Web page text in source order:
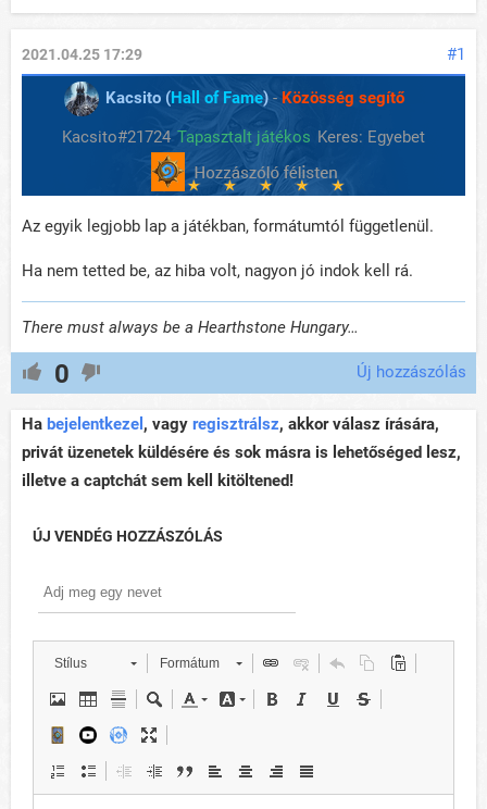
#1
2021.04.25 17:29
Kacsito (Hall of Fame) - Közösség segítő
Kacsito#21724 Tapasztalt játékos Keres: Egyebet
Az egyik legjobb lap a játékban, formátumtól függetlenül.
Ha nem tetted be, az hiba volt, nagyon jó indok kell rá.
There must always be a Hearthstone Hungary…
0 Új hozzászólás
Ha bejelentkezel , vagy regisztrálsz, akkor válasz írására,
privát üzenetek küldésére és sok másra is lehetőséged lesz,
illetve a captchát sem kell kitöltened!
ÚJ VENDÉG HOZZÁSZÓLÁS
Stílus Formátum